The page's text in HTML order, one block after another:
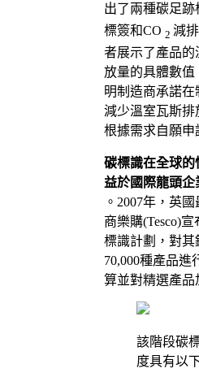
出了兩種碳足跡
標簽和CO 2 減
者展示了產品的
放量的具體數值
明制造商承諾在
減少溫室瓦斯排
根據需求自願申
碳標識在全球的
益於國際龍頭企
。2007年，英
商樂購(Tesco)
標識計劃，對其
70,000種產品進
算並對精選產品
該階段碳
度具有以